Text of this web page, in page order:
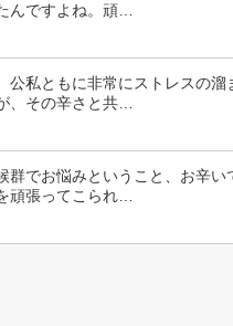
んですよね。頑…
公私ともに非常にストレスの溜
、その辛さと共…
群でお悩みということ、お辛い
頑張ってこられ…